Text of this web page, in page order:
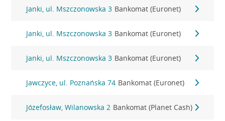
Janki, ul. Mszczonowska 3 Bankomat (Euronet)
Janki, ul. Mszczonowska 3 Bankomat (Euronet)
Janki, ul. Mszczonowska 3 Bankomat (Euronet)
Jawczyce, ul. Poznańska 74 Bankomat (Euronet)
Józefosław, Wilanowska 2 Bankomat (Planet Cash)